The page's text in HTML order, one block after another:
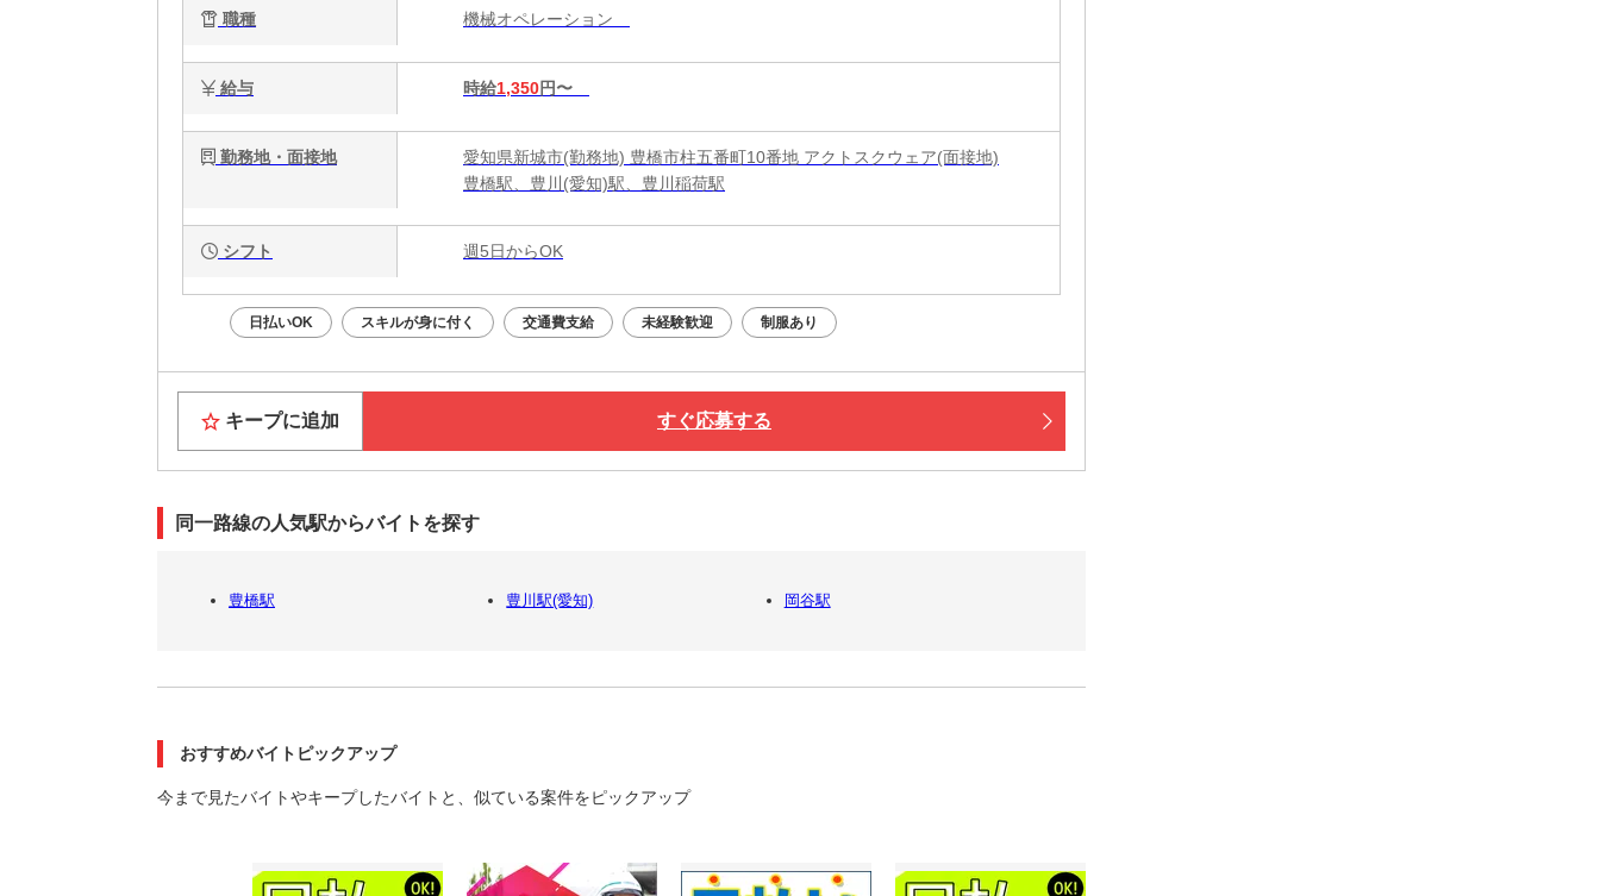
職種 機械オペレーション
給与 時給1,350円〜
勤務地・面接地
愛知県新城市(勤務地) 豊橋市柱五番町10番地 アクトスクウェア(面接地)
豊橋駅、豊川(愛知)駅、豊川稲荷駅
シフト 週5日からOK
日払いOK スキルが身に付く 交通費支給 未経験歓迎 制服あり
キープに追加 すぐ応募する
同一路線の人気駅からバイトを探す
豊橋駅 豊川駅(愛知) 岡谷駅
おすすめバイトピックアップ
今まで見たバイトやキープしたバイトと、似ている案件をピックアップ